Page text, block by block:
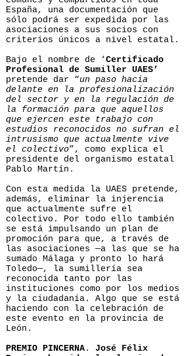
España, una documentación que
sólo podrá ser expedida por las
asociaciones a sus socios con
criterios únicos a nivel estatal.
Bajo el nombre de ‘Certificado
Profesional de Sumiller UAES’
pretende dar “un paso hacia
delante en la profesionalización
del sector y en la regulación de
la formación para que aquellos
que ejercen este trabajo con
estudios reconocidos no sufran el
intrusismo que actualmente vive
el colectivo”, como explica el
presidente del organismo estatal
Pablo Martín.
Con esta medida la UAES pretende,
además, eliminar la injerencia
que actualmente sufre el
colectivo. Por todo ello también
se está impulsando un plan de
promoción para que, a través de
las asociaciones —a las que se ha
sumado Málaga y pronto lo hará
Toledo—, la sumillería sea
reconocida tanto por las
instituciones como por los medios
y la ciudadanía. Algo que se está
haciendo con la celebración de
este evento en la provincia de
León.
PREMIO PINCERNA. José Félix